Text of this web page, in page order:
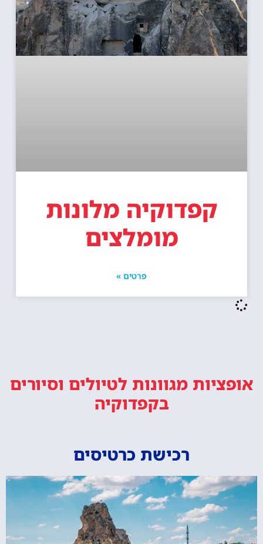
קפדוקיה מלונות
מומלצים
פרטים »
אופציות מגוונות לטיולים וסיורים
בקפדוקיה
רכישת כרטיסים